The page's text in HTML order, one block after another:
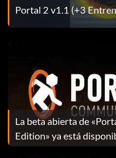
Portal 2 v1.1 (+3
La beta abierta de
Edition» ya está
nuevo motor, mejores